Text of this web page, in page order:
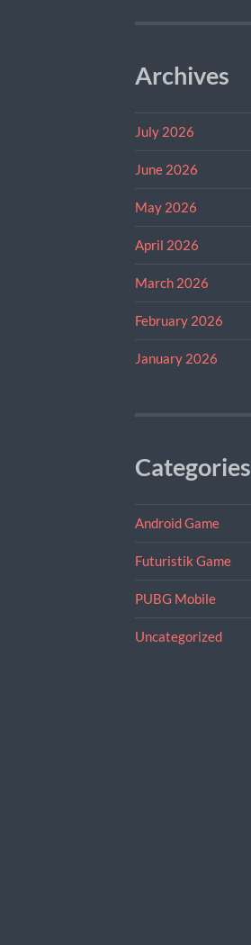
Archives
July 2026
June 2026
May 2026
April 2026
March 2026
February 2026
January 2026
Categories
Android Game
Futuristik Game
PUBG Mobile
Uncategorized